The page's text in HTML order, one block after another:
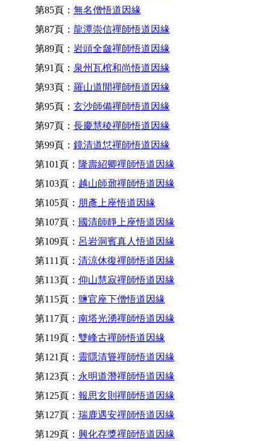
第85頁： 無名僧悟道因緣
第87頁： 龍潭崇信禪師悟道因緣
第89頁： 岩頭全奯禪師悟道因緣
第91頁： 泉州瓦棺和尚悟道因緣
第93頁： 羅山道閒禪師悟道因緣
第95頁： 玄沙師備禪師悟道因緣
第97頁： 長慶慧稜禪師悟道因緣
第99頁： 鏡清道怤禪師悟道因緣
第101頁： 隆壽紹卿禪師悟道因緣
第103頁： 越山師鼐禪師悟道因緣
第105頁： 朋彥上座悟道因緣
第107頁： 國清師靜上座悟道因緣
第109頁： 呂岩洞賓真人悟道因緣
第111頁： 清涼休復禪師悟道因緣
第113頁： 仰山慧寂禪師悟道因緣
第115頁： 鹽官座下僧悟道因緣
第117頁： 南塔光湧禪師悟道因緣
第119頁： 雙峰古禪師悟道因緣
第121頁： 靈隱清聳禪師悟道因緣
第123頁： 永明道潛禪師悟道因緣
第125頁： 報思玄則禪師悟道因緣
第127頁： 瑞鹿遇安禪師悟道因緣
第129頁： 興化存獎禪師悟道因緣